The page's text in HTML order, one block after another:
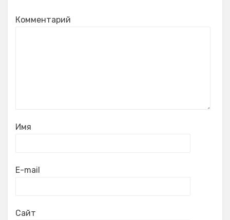
Комментарий
Имя
E-mail
Сайт